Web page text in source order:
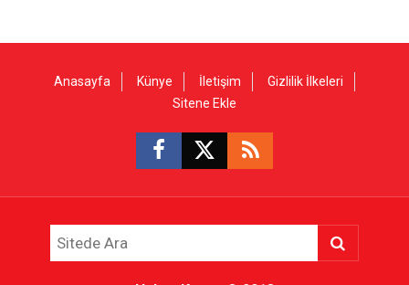
Anasayfa Künye İletişim
Gizlilik İlkeleri
Sitene Ekle